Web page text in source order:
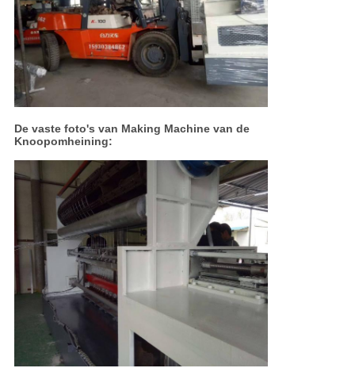
De vaste foto's van Making Machine van de
Knoopomheining: